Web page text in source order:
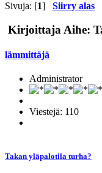
Sivuja: [1] Siirry alas
Kirjoittaja Aihe:
lämmittäjä
Administrator
Viestejä: 110
Takan yläpalotila turha?